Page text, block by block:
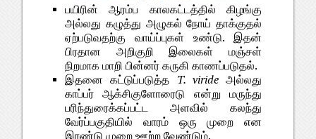
பயிரின் ஆரம்ப காலகட்டத்தில் கிழங்கு
அல்லது கழுத்து அழுகல் நோய் தாக்குதல்
ஏற்படுவதற்கு வாய்ப்புகள் உண்டு. இதன்
பிரதான அறிகுறி இலைகள் மஞ்சள்
நிறமாக மாறி பின்னர் கருகி காணப்படுதல்.
இதனை கட்டுப்படுத்த T. virideஅல்லது
காப்பர் ஆக்சிகுளோரைடு என்று மருந்து
பரிந்துரைக்கப்பட்ட அளவில் கலந்து
வேர்ப்பகுதியில் வாரம் ஒரு முறை என
இரண்டு முறை ஊற்ற வேண்டும்.